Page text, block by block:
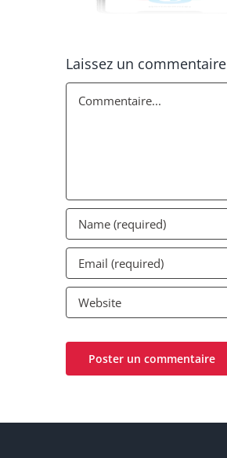
Laissez un commentaire
Commentaire